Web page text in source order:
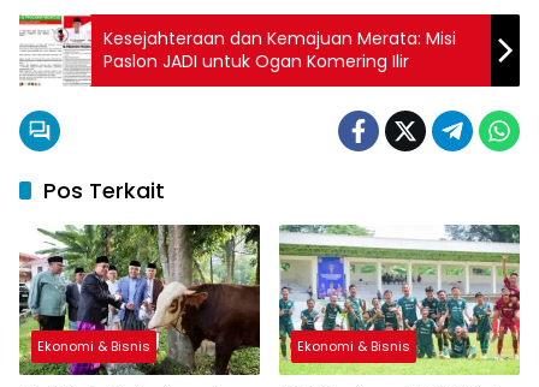
Kesejahteraan dan Kemajuan Merata: Misi
Paslon JADI untuk Ogan Komering Ilir
Pos Terkait
Ekonomi & Bisnis Ekonomi & Bisnis